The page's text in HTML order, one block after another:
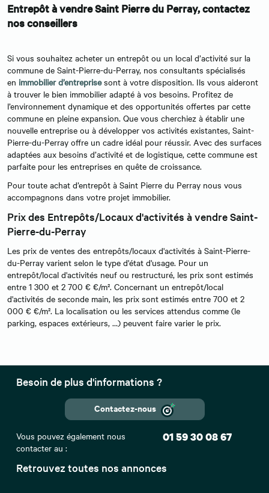
Entrepôt à vendre Saint Pierre du Perray, contactez
nos conseillers
Si vous souhaitez acheter un entrepôt ou un local d’activité sur la
commune de Saint-Pierre-du-Perray, nos consultants spécialisés
en immobilier d’entreprise sont à votre disposition. Ils vous aideront
à trouver le bien immobilier adapté à vos besoins. Profitez de
l’environnement dynamique et des opportunités offertes par cette
commune en pleine expansion. Que vous cherchiez à établir une
nouvelle entreprise ou à développer vos activités existantes, Saint-
Pierre-du-Perray offre un cadre idéal pour réussir. Avec des surfaces
adaptées aux besoins d’activité et de logistique, cette commune est
parfaite pour les entreprises en quête de croissance.
Pour toute achat d’entrepôt à Saint Pierre du Perray nous vous
accompagnons dans votre projet immobilier.
Prix des Entrepôts/Locaux d'activités à vendre Saint-
Pierre-du-Perray
Les prix de ventes des entrepôts/locaux d'activités à Saint-Pierre-
du-Perray varient selon le type d'état d'usage. Pour un
entrepôt/local d'activités neuf ou restructuré, les prix sont estimés
entre 1 300 et 2 700 € €/m². Concernant un entrepôt/local
d'activités de seconde main, les prix sont estimés entre 700 et 2
000 € €/m². La localisation ou les services attendus comme (le
parking, espaces extérieurs, …) peuvent faire varier le prix.
Retrouvez toutes nos annonces
Besoin de plus d'informations ?
Contactez-nous
Vous pouvez également nous
contacter au :
01 59 30 08 67